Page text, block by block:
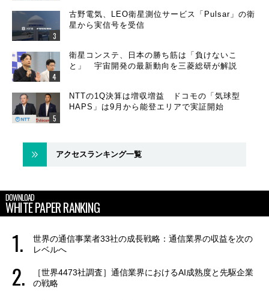
古野電気、LEO衛星測位サービス「Pulsar」の衛
星から実信号を受信
衛星コンステ、日本の勝ち筋は「負けないこ
と」 宇宙開発の最新動向を三菱総研が解説
NTTの1Q決算は増収増益 ドコモの「気球型
HAPS」は9月から能登エリアで実証開始
アクセスランキング一覧
DOWNLOAD
WHITE PAPER RANKING
世界の通信事業者33社の成長戦略：通信業界の収益を次の
レベルへ
［世界4473社調査］通信業界におけるAI成熟度と先駆企業
の戦略